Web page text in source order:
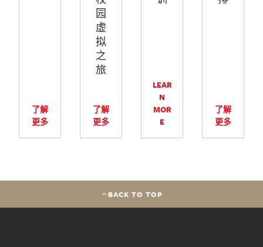
了解
更多
园
虚
拟
之
旅
了解
更多
LEAR
N
MOR
E
了解
更多
BACK TO TOP